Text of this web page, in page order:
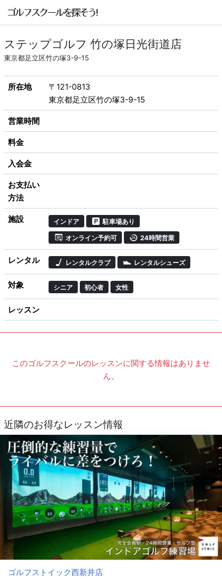
ステップゴルフ 竹の塚日光街道店
東京都足立区竹の塚3-9-15
所在地
〒121-0813
東京都足立区竹の塚3-9-15
営業時間
料金
入会金
お支払い
方法
施設 インドア 駐車場あり
オンライン予約可 24時間営業
レンタル レンタルクラブ レンタルシューズ
対象 シニア 初心者 女性
レッスン
このゴルフスクールのレッスンに関する情報はありませ
ん。
近隣のお得なレッスン情報
ゴルフストイック西新井店